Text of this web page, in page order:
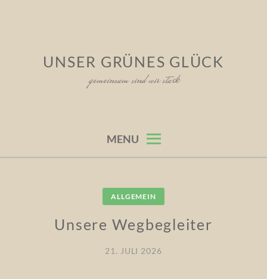
UNSER GRÜNES GLÜCK
gemeinsam sind wir stark
MENU
ALLGEMEIN
Unsere Wegbegleiter
21. JULI 2026